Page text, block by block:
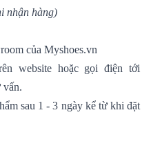
nhận hàng)
của Myshoes.vn
website hoặc gọi điện tới
vấn.
sau 1 - 3 ngày kể từ khi đặt